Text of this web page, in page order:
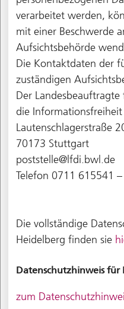
verarbeitet werden,
mit einer Beschwerde
Aufsichtsbehörde
Die Kontaktdaten der
zuständigen
Der
die Informationsfreiheit
Lautenschlagerstraße
70173 Stuttgart
poststelle@lfdi.bwl.de
Telefon 0711 615541
Die vollständige
Heidelberg finden sie
Datenschutzhinweis für
zum